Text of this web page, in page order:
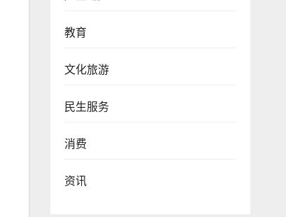
教育
文化旅游
民生服务
消费
资讯